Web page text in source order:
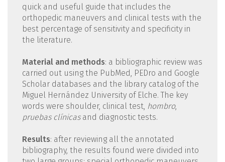
quick and useful guide that includes the
orthopedic maneuvers and clinical tests with the
best percentage of sensitivity and specificity in
the literature.
Material and methods: a bibliographic review was
carried out using the PubMed, PEDro and Google
Scholar databases and the library catalog of the
Miguel Hernández University of Elche. The key
words were shoulder, clinical test, hombro,
pruebas clínicasand diagnostic tests.
Results: after reviewing all the annotated
bibliography, the results found were divided into